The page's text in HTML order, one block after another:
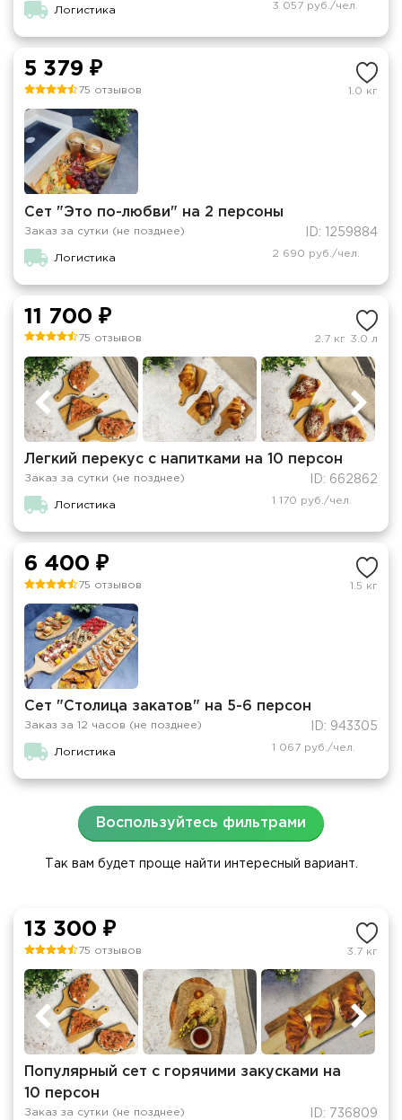
Логистика 3 057 руб./чел.
5 379 ₽
75 отзывов 1.0 кг
Сет "Это по-любви" на 2 персоны
Заказ за сутки (не позднее) ID: 1259884
Логистика 2 690 руб./чел.
11 700 ₽
75 отзывов 2.7 кг 3.0 л
Легкий перекус с напитками на 10 персон
Заказ за сутки (не позднее) ID: 662862
Логистика 1 170 руб./чел.
6 400 ₽
75 отзывов 1.5 кг
Сет "Столица закатов" на 5-6 персон
Заказ за 12 часов (не позднее) ID: 943305
Логистика 1 067 руб./чел.
Воспользуйтесь фильтрами
Так вам будет проще найти интересный вариант.
13 300 ₽
75 отзывов 3.7 кг
Популярный сет с горячими закусками на
10 персон
Заказ за сутки (не позднее) ID: 736809